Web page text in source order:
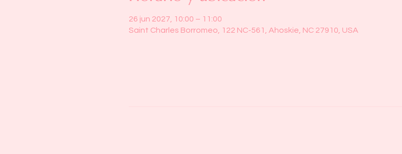
26 jun 2027, 10:00 – 11:00
Saint Charles Borromeo, 122 NC-561, Ahoskie, NC 27910, USA